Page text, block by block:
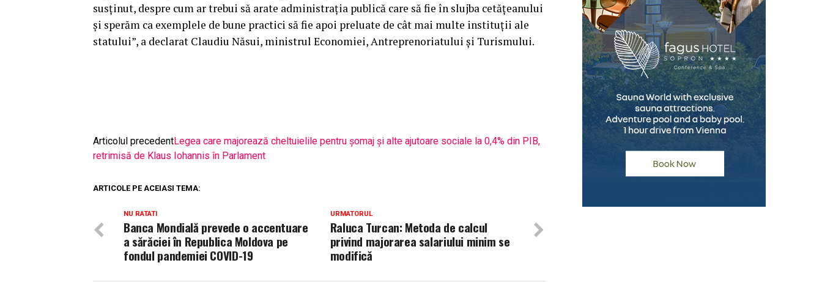
susţinut, despre cum ar trebui să arate administraţia publică care să fie în slujba cetăţeanului
şi sperăm ca exemplele de bune practici să fie apoi preluate de cât mai multe instituţii ale
statului”, a declarat Claudiu Năsui, ministrul Economiei, Antreprenoriatului şi Turismului.
Articolul precedentLegea care majorează cheltuielile pentru șomaj și alte ajutoare sociale la 0,4% din PIB,
retrimisă de Klaus Iohannis în Parlament
ARTICOLE PE ACEIASI TEMA:
URMATORUL
Raluca Turcan: Metoda de calcul
privind majorarea salariului minim se
modifică
NU RATATI
Banca Mondială prevede o accentuare
a sărăciei în Republica Moldova pe
fondul pandemiei COVID-19